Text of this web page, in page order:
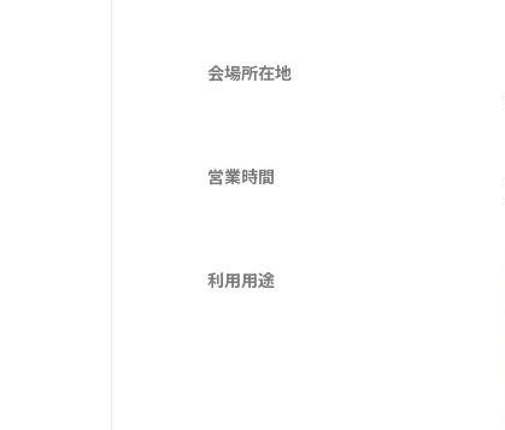
会場所在地
営業時間
利用用途